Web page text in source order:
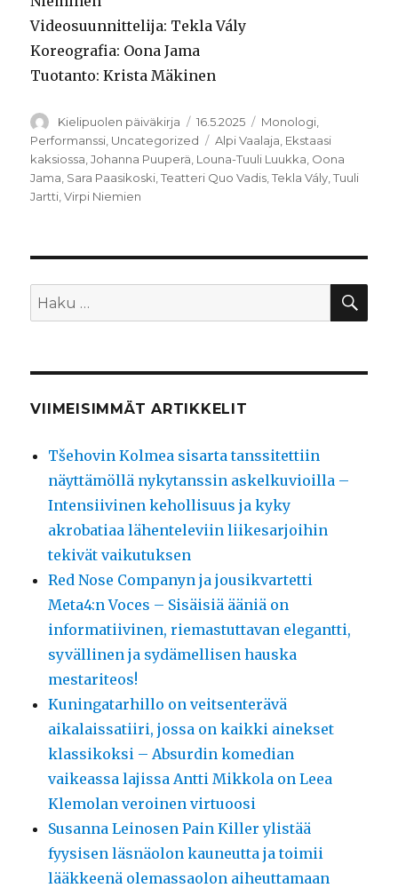
Videosuunnittelija: Tekla Vály
Koreografia: Oona Jama
Tuotanto: Krista Mäkinen
Kirjoittaja
Kielipuolen päiväkirja Julkaistu
16.5.2025 Kategoriat
Monologi
Performanssi Uncategorized Avainsanat
Alpi Vaalaja Ekstaasi
kaksiossa ,Johanna Puuperä Louna-Tuuli Luukka Oona
Jama Sara Paasikoski ,Teatteri Quo Vadis ,Tekla Vály ,Tuuli
Jartti ,Virpi Niemien
Etsi:
VIIMEISIMMÄT ARTIKKELIT
Tšehovin Kolmea sisarta tanssitettiin
näyttämöllä nykytanssin askelkuvioilla –
Intensiivinen kehollisuus ja kyky
akrobatiaa lähenteleviin liikesarjoihin
tekivät vaikutuksen
Red Nose Companyn ja jousikvartetti
Meta4:n Voces – Sisäisiä ääniä on
informatiivinen, riemastuttavan elegantti,
syvällinen ja sydämellisen hauska
mestariteos!
Kuningatarhillo on veitsenterävä
aikalaissatiiri, jossa on kaikki ainekset
klassikoksi – Absurdin komedian
vaikeassa lajissa Antti Mikkola on Leea
Klemolan veroinen virtuoosi
Susanna Leinosen Pain Killer ylistää
fyysisen läsnäolon kauneutta ja toimii
lääkkeenä olemassaolon aiheuttamaan